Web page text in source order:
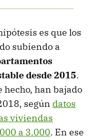
es que los
subiendo a
desde 2015.
hecho, han bajado
según datos
viviendas
a 3.000. En ese